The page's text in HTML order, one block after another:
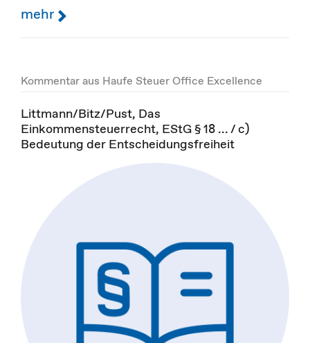
mehr
Kommentar aus Haufe Steuer Office Excellence
Littmann/Bitz/Pust, Das
Einkommensteuerrecht, EStG § 18 ... / c)
Bedeutung der Entscheidungsfreiheit